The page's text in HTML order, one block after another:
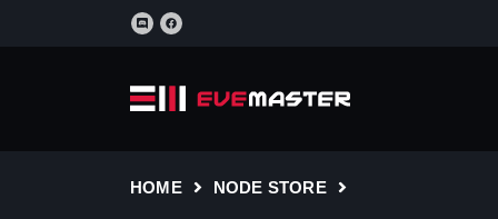
HOME NODE STORE